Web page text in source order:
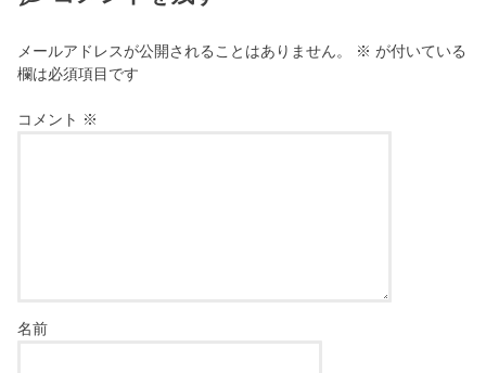
メールアドレスが公開されることはありません。 ※ が付いている
欄は必須項目です
コメント ※
名前